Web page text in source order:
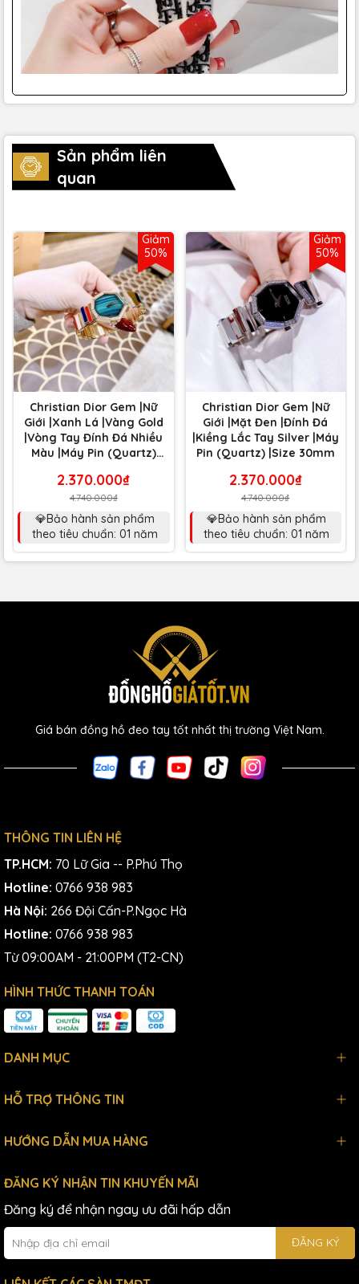
Sản phẩm liên
quan
Giảm
50%
Christian Dior Gem |Nữ
Giới |Xanh Lá |Vàng Gold
|Vòng Tay Đính Đá Nhiều
Màu |Máy Pin (Quartz)
2.370.000₫
4.740.000₫
💎Bảo hành sản phẩm
theo tiêu chuẩn: 01 năm
Giảm
50%
Christian Dior Gem |Nữ
Giới |Mặt Đen |Đính Đá
|Kiềng Lắc Tay Silver |Máy
Pin (Quartz) |Size 30mm
2.370.000₫
4.740.000₫
💎Bảo hành sản phẩm
theo tiêu chuẩn: 01 năm
Giá bán đồng hồ đeo tay tốt nhất thị trường Việt Nam.
THÔNG TIN LIÊN HỆ
TP.HCM: 70 Lữ Gia -- P.Phú Thọ
Hotline: 0766 938 983
Hà Nội: 266 Đội Cấn-P.Ngọc Hà
Hotline: 0766 938 983
Từ 09:00AM - 21:00PM (T2-CN)
HÌNH THỨC THANH TOÁN
DANH MỤC
HỖ TRỢ THÔNG TIN
HƯỚNG DẪN MUA HÀNG
ĐĂNG KÝ NHẬN TIN KHUYẾN MÃI
Đăng ký để nhận ngay ưu đãi hấp dẫn
ĐĂNG KÝ